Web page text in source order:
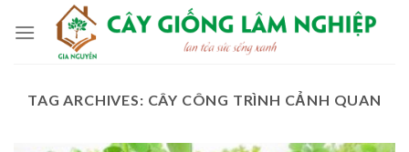
TAG ARCHIVES: CÂY CÔNG TRÌNH CẢNH QUAN